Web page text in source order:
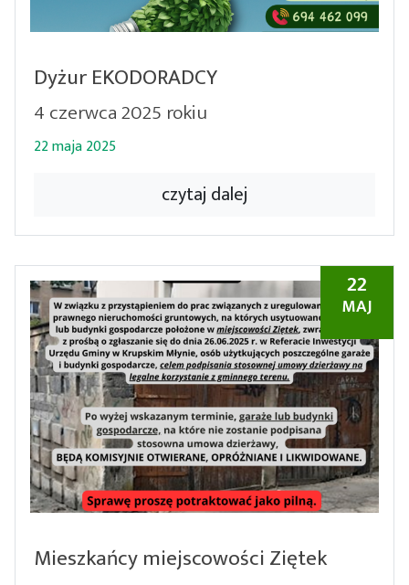
Dyżur EKODORADCY
4 czerwca 2025 rokiu
22 maja 2025
czytaj dalej
22
MAJ
Mieszkańcy miejscowości Ziętek